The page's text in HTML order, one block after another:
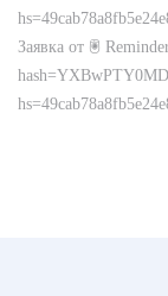
Заявка от 🖲